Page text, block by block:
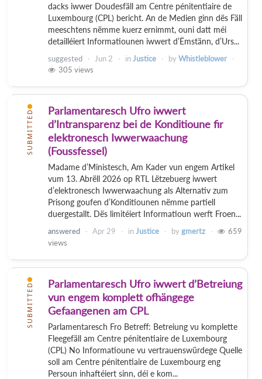
dacks iwwer Doudesfäll am Centre pénitentiaire de
Luxembourg (CPL) bericht. An de Medien ginn dës Fäll
meeschtens nëmme kuerz ernimmt, ouni datt méi
detailléiert Informatiounen iwwert d’Ëmstänn, d’Urs...
suggested Jun 2 inJustice byWhistleblower
305 views
SUBMITTED
Parlamentaresch Ufro iwwert
d’Intransparenz bei de Konditioune fir
elektronesch Iwwerwaachung
(Foussfessel)
Madame d’Ministesch, Am Kader vun engem Artikel
vum 13. Abrëll 2026 op RTL Lëtzebuerg iwwert
d’elektronesch Iwwerwaachung als Alternativ zum
Prisong goufen d’Konditiounen nëmme partiell
duergestallt. Dës limitéiert Informatioun werft Froen...
answered Apr 29 inJustice bygmertz
659
views
SUBMITTED
Parlamentaresch Ufro iwwert d’Betreiung
vun engem komplett ofhängege
Gefaangenen am CPL
Parlamentaresch Fro Betreff: Betreiung vu komplette
Fleegefäll am Centre pénitentiaire de Luxembourg
(CPL) No Informatioune vu vertrauenswürdege Quelle
soll am Centre pénitentiaire de Luxembourg eng
Persoun inhaftéiert sinn, déi e kom...